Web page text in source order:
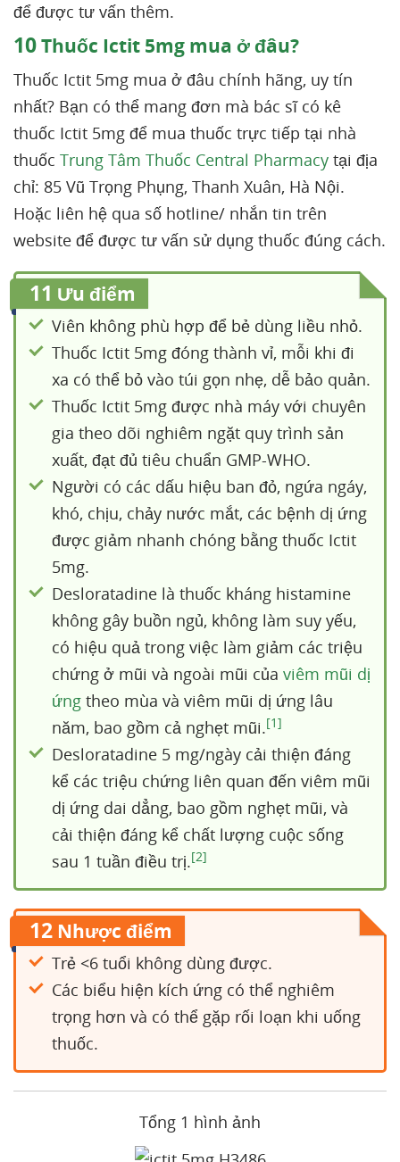
để được tư vấn thêm.
10Thuốc Ictit 5mg mua ở đâu?
Thuốc Ictit 5mg mua ở đâu chính hãng, uy tín
nhất? Bạn có thể mang đơn mà bác sĩ có kê
thuốc Ictit 5mg để mua thuốc trực tiếp tại nhà
thuốc Trung Tâm Thuốc Central Pharmacy tại địa
chỉ: 85 Vũ Trọng Phụng, Thanh Xuân, Hà Nội.
Hoặc liên hệ qua số hotline/ nhắn tin trên
website để được tư vấn sử dụng thuốc đúng cách.
11 Ưu điểm
Viên không phù hợp để bẻ dùng liều nhỏ.
Thuốc Ictit 5mg đóng thành vỉ, mỗi khi đi
xa có thể bỏ vào túi gọn nhẹ, dễ bảo quản.
Thuốc Ictit 5mg được nhà máy với chuyên
gia theo dõi nghiêm ngặt quy trình sản
xuất, đạt đủ tiêu chuẩn GMP-WHO.
Người có các dấu hiệu ban đỏ, ngứa ngáy,
khó, chịu, chảy nước mắt, các bệnh dị ứng
được giảm nhanh chóng bằng thuốc Ictit
5mg.
Desloratadine là thuốc kháng histamine
không gây buồn ngủ, không làm suy yếu,
có hiệu quả trong việc làm giảm các triệu
chứng ở mũi và ngoài mũi của viêm mũi dị
ứng theo mùa và viêm mũi dị ứng lâu
năm, bao gồm cả nghẹt mũi.[1]
Desloratadine 5 mg/ngày cải thiện đáng
kể các triệu chứng liên quan đến viêm mũi
dị ứng dai dẳng, bao gồm nghẹt mũi, và
cải thiện đáng kể chất lượng cuộc sống
sau 1 tuần điều trị.[2]
12 Nhược điểm
Trẻ <6 tuổi không dùng được.
Các biểu hiện kích ứng có thể nghiêm
trọng hơn và có thể gặp rối loạn khi uống
thuốc.
Tổng 1 hình ảnh